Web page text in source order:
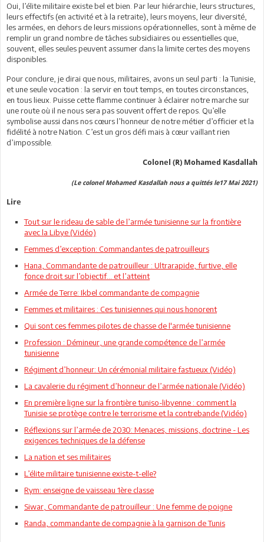
Oui, l’élite militaire existe bel et bien. Par leur hiérarchie, leurs structures,
leurs effectifs (en activité et à la retraite), leurs moyens, leur diversité,
les armées, en dehors de leurs missions opérationnelles, sont à même de
remplir un grand nombre de tâches subsidiaires ou essentielles que,
souvent, elles seules peuvent assumer dans la limite certes des moyens
disponibles.
Pour conclure, je dirai que nous, militaires, avons un seul parti : la Tunisie,
et une seule vocation : la servir en tout temps, en toutes circonstances,
en tous lieux. Puisse cette flamme continuer à éclairer notre marche sur
une route où il ne nous sera pas souvent offert de repos. Qu’elle
symbolise aussi dans nos cœurs l’honneur de notre métier d’officier et la
fidélité à notre Nation. C’est un gros défi mais à cœur vaillant rien
d’impossible.
Colonel (R) Mohamed Kasdallah
(Le colonel Mohamed Kasdallah nous a quittés le17 Mai 2021)
Lire
Tout sur le rideau de sable de l’armée tunisienne sur la frontière
avec la Libye (Vidéo)
Femmes d’exception: Commandantes de patrouilleurs
Hana, Commandante de patrouilleur : Ultrarapide, furtive, elle
fonce droit sur l’objectif... et l’atteint
Armée de Terre: Ikbel commandante de compagnie
Femmes et militaires : Ces tunisiennes qui nous honorent
Qui sont ces femmes pilotes de chasse de l'armée tunisienne
Profession : Démineur, une grande compétence de l’armée
tunisienne
Régiment d’honneur: Un cérémonial militaire fastueux (Vidéo)
La cavalerie du régiment d’honneur de l’armée nationale (Vidéo)
En première ligne sur la frontière tuniso-libyenne : comment la
Tunisie se protège contre le terrorisme et la contrebande (Vidéo)
Réflexions sur l’armée de 2030: Menaces, missions, doctrine - Les
exigences techniques de la défense
La nation et ses militaires
L’élite militaire tunisienne existe-t-elle?
Rym: enseigne de vaisseau 1ère classe
Siwar, Commandante de patrouilleur : Une femme de poigne
Randa, commandante de compagnie à la garnison de Tunis